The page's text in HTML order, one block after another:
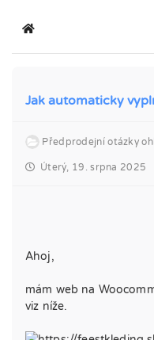
Domů
Jak automaticky
Předprodejní otázky
Úterý, 19. srpna 2025
Ahoj,
mám web na
viz níže.